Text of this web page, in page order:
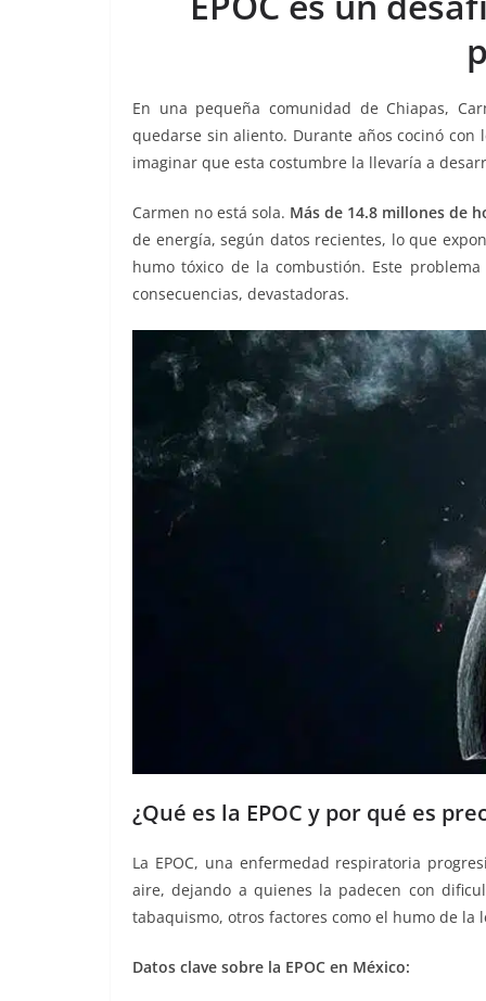
k
p g m tir
En una pequeña comunidad de Chiapas,
quedarse sin aliento. Durante años cocinó
imaginar que esta costumbre la llevaría a
Carmen no está sola. Más de 14.8 millones de
de energía, según datos recientes, lo que
humo tóxico de la combustión. Este
consecuencias, devastadoras.
¿Qué es la EPOC y por qué es
La EPOC, una enfermedad respiratoria
aire, dejando a quienes la padecen con
tabaquismo, otros factores como el humo de la
Datos clave sobre la EPOC en México: